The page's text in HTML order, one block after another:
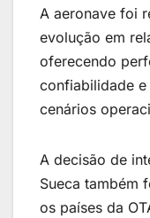
A aeronave foi
evolução em
oferecendo
confiabilidade
cenários
A decisão de
Sueca também
os países da